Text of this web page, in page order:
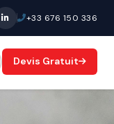
+33 676 150 336
Devis Gratuit